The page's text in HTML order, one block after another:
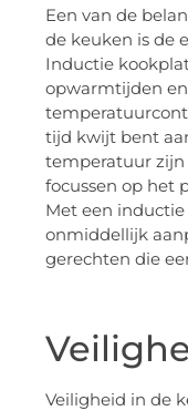
Een van de
de keuken is de
Inductie
opwarmtijden
tijd kwijt bent
temperatuur
focussen op het
Met een
onmiddellijk
gerechten die
Veiligheid in de